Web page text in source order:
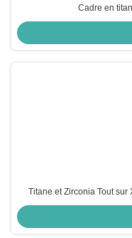
Cadre en
Titane et Zirconia Tout